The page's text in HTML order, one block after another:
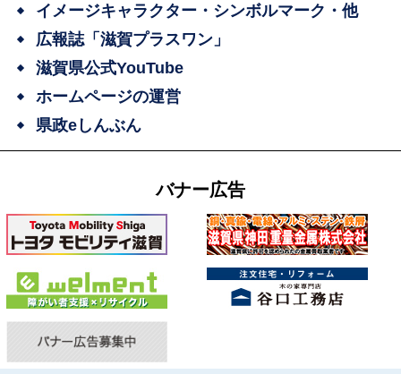
イメージキャラクター・シンボルマーク・他
広報誌「滋賀プラスワン」
滋賀県公式YouTube
ホームページの運営
県政eしんぶん
バナー広告